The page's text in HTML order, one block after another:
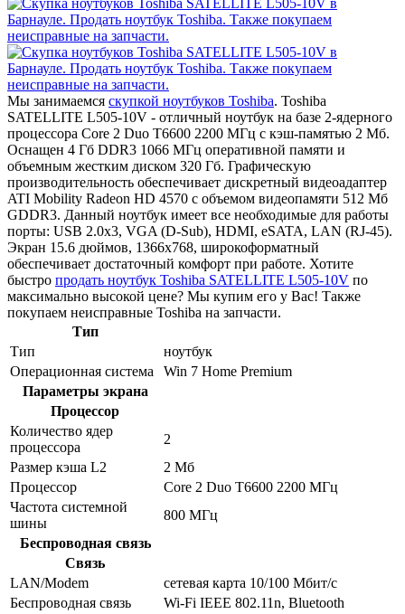
Мы занимаемся скупкой ноутбуков Toshiba. Toshiba
SATELLITE L505-10V - отличный ноутбук на базе 2-ядерного
процессора Core 2 Duo T6600 2200 МГц с кэш-памятью 2 Мб.
Оснащен 4 Гб DDR3 1066 МГц оперативной памяти и
объемным жестким диском 320 Гб. Графическую
производительность обеспечивает дискретный видеоадаптер
ATI Mobility Radeon HD 4570 с объемом видеопамяти 512 Мб
GDDR3. Данный ноутбук имеет все необходимые для работы
порты: USB 2.0x3, VGA (D-Sub), HDMI, eSATA, LAN (RJ-45).
Экран 15.6 дюймов, 1366x768, широкоформатный
обеспечивает достаточный комфорт при работе. Хотите
быстро продать ноутбук Toshiba SATELLITE L505-10V по
максимально высокой цене? Мы купим его у Вас! Также
покупаем неисправные Toshiba на запчасти.
Тип
Тип
ноутбук
Операционная система
Win 7 Home Premium
Параметры экрана
Процессор
Количество ядер
процессора
2
Размер кэша L2
2 Мб
Процессор
Core 2 Duo T6600 2200 МГц
Частота системной
шины
800 МГц
Беспроводная связь
Связь
LAN/Modem
сетевая карта 10/100 Мбит/c
Беспроводная связь
Wi-Fi IEEE 802.11n, Bluetooth